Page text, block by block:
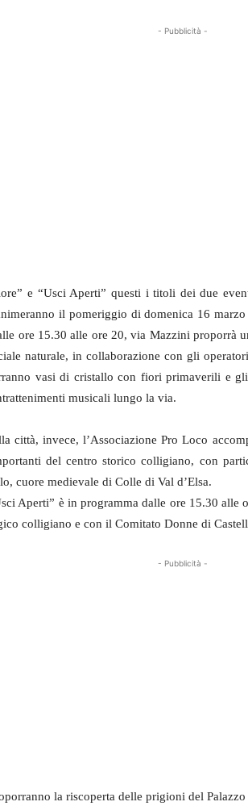
- Pubblicità -
e “Usci Aperti” questi i titoli dei due
il pomeriggio di domenica 16
ore 15.30 alle ore 20, via Mazzini proporrà
naturale, in collaborazione con gli
vasi di cristallo con fiori primaverili e
musicali lungo la via.
città, invece, l’Associazione Pro Loco
del centro storico colligiano, con
cuore medievale di Colle di Val d’Elsa.
Aperti” è in programma dalle ore 15.30 alle
colligiano e con il Comitato Donne di
- Pubblicità -
la riscoperta delle prigioni del Palazzo